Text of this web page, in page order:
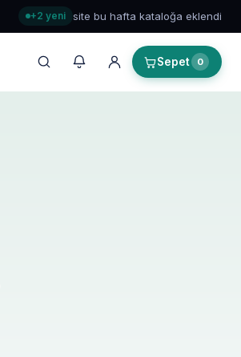
+2 yeni site bu hafta kataloğa eklendi
Sepet 0